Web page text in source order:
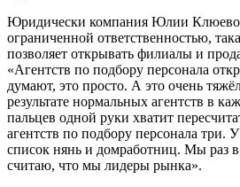
Юридически компания Юлии
ограниченной ответственностью,
позволяет открывать филиалы и
«Агентств по подбору персонала
думают, это просто. А это очень
результате нормальных агентств в
пальцев одной руки хватит
агентств по подбору персонала три.
список нянь и домработниц. Мы раз в
считаю, что мы лидеры рынка».